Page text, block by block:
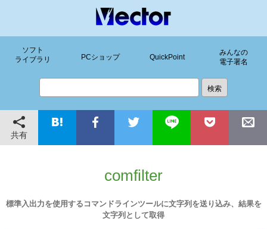
ソフト
ライブラリ
PCショップ QuickPoint
みんなの
電子署名
共有
comfilter
標準入出力を使用するコマンドラインツールに文字列を送り込み、結果を
文字列として取得